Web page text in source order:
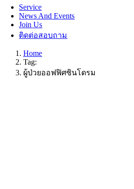
Service
News And Events
Join Us
ติดต่อสอบถาม
Home
Tag:
ผู้ป่วยออฟฟิศซินโดรม